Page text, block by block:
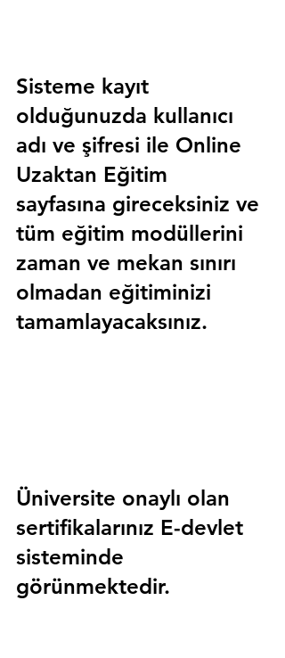
Sisteme kayıt
olduğunuzda kullanıcı
adı ve şifresi ile Online
Uzaktan Eğitim
sayfasına gireceksiniz ve
tüm eğitim modüllerini
zaman ve mekan sınırı
olmadan eğitiminizi
tamamlayacaksınız.
Üniversite onaylı olan
sertifikalarınız E-devlet
sisteminde
görünmektedir.